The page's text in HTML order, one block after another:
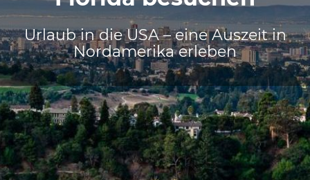
Urlaub in die USA – eine Auszeit in
Nordamerika erleben